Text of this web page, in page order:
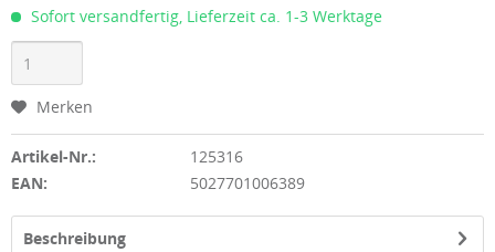
Sofort versandfertig, Lieferzeit ca. 1-3 Werktage
Merken
Artikel-Nr.:
125316
EAN:
5027701006389
Beschreibung